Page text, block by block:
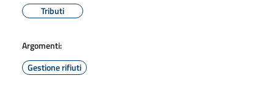
Tributi
Argomenti:
Gestione rifiuti